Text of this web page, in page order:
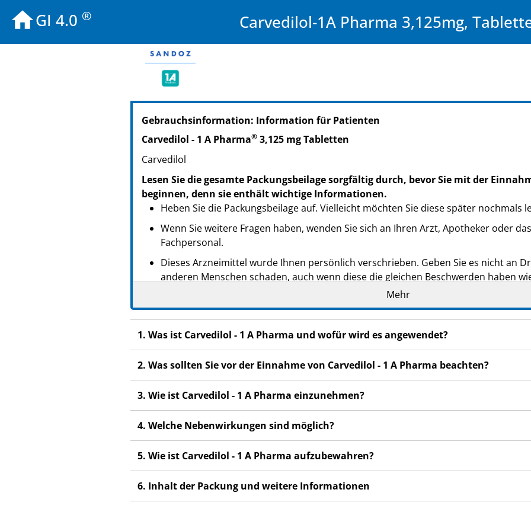
GI 4.0 ® Carvedilol-1A Pharma 3,125mg,
PZN: 00818864
PPN: 110081886425
NTIN: 04150008188647
PPN: 110081897666
NTIN: 04150008189767
PZN: 00818982
PPN: 110081898232
NTIN: 04150008189828
Gebrauchsinformation: Information für Patienten
Carvedilol - 1 A Pharma® 3,125 mg Tabletten
Carvedilol
Lesen Sie die gesamte Packungsbeilage sorgfältig durch, bevor Sie mit der
beginnen, denn sie enthält wichtige Informationen.
Heben Sie die Packungsbeilage auf. Vielleicht möchten Sie diese später nochmals
Wenn Sie weitere Fragen haben, wenden Sie sich an Ihren Arzt, Apotheker oder
Fachpersonal.
Dieses Arzneimittel wurde Ihnen persönlich verschrieben. Geben Sie es nicht an
anderen Menschen schaden, auch wenn diese die gleichen Beschwerden haben
Wenn Sie Nebenwirkungen bemerken, wenden Sie sich an Ihren Arzt, Apotheker
Fachpersonal. Dies gilt auch für Nebenwirkungen, die nicht in dieser
Mehr
1. Was ist Carvedilol - 1 A Pharma und wofür wird es angewendet?
2. Was sollten Sie vor der Einnahme von Carvedilol - 1 A Pharma beachten?
3. Wie ist Carvedilol - 1 A Pharma einzunehmen?
4. Welche Nebenwirkungen sind möglich?
5. Wie ist Carvedilol - 1 A Pharma aufzubewahren?
6. Inhalt der Packung und weitere Informationen